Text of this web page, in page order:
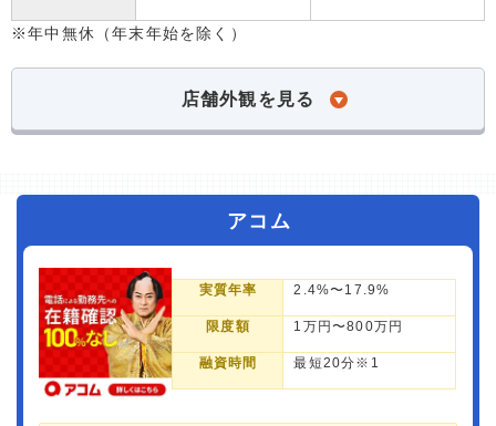
※年中無休（年末年始を除く）
店舗外観を見る
アコム
実質年率 2.4%〜17.9%
限度額 1万円〜800万円
融資時間 最短20分※1